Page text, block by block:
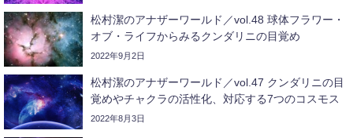
松村潔のアナザーワールド／vol.48 球体フラワー・
オブ・ライフからみるクンダリニの目覚め
2022年9月2日
松村潔のアナザーワールド／vol.47 クンダリニの目
覚めやチャクラの活性化、対応する7つのコスモス
2022年8月3日